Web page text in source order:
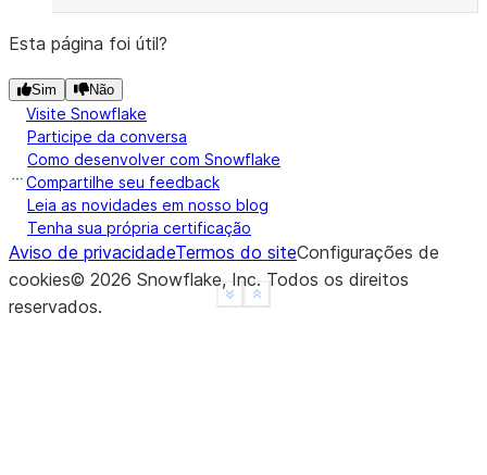
Show less
See more
Esta página foi útil?
Sim Não
Visite Snowflake
Participe da conversa
Como desenvolver com Snowflake
Compartilhe seu feedback
Leia as novidades em nosso blog
Tenha sua própria certificação
Aviso de privacidadeTermos do siteConfigurações de
cookies© 2026 Snowflake, Inc. Todos os direitos
reservados.